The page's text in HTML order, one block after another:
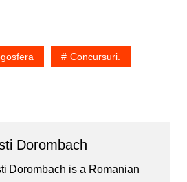
Concursuri.
Dorombach
Dorombach is a Romanian